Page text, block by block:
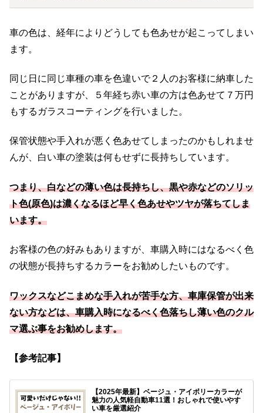
車の色は、経年によりどうしても色あせが起こってしまい
ます。
同じ日に同じ車種の車を色違いで２人のお客様に納車した
ことがありますが、５年経ち赤い車の方は色あせて７万円
もするガラスコーティングを行いました。
保管状態や手入れが悪く色あせてしまったのかもしれませ
んが、白い車の塗装は何もせずに長持ちしています。
つまり、白などの薄い色は長持ちし、黒や赤などのソリッ
ト色(原色)は濃くなるほど早く色あせやツヤが落ちてしま
います。
お客様の色の好みもありますが、車購入時にはなるべく色
の状態が長持ちするカラーをお勧めしたいものです。
ワックスなどこまめな手入れが苦手な方、車庫保管が出来
ない方などは、車購入時になるべく色落ちし薄い色のクル
マ選ぶ事をお勧めします。
【参考記事】
【2025年最新】ベージュ・アイボリーカラーが
魅力の人気軽自動車11選！おしゃれで使いやす
い車を厳選紹介